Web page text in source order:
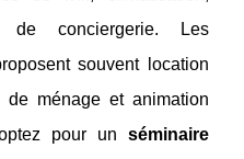
conciergerie. Les
souvent location
de ménage et animation
pour un séminaire